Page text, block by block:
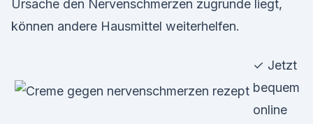
Ursache den Nervenschmerzen zugrunde liegt,
können andere Hausmittel weiterhelfen.
✓ Jetzt
bequem
online